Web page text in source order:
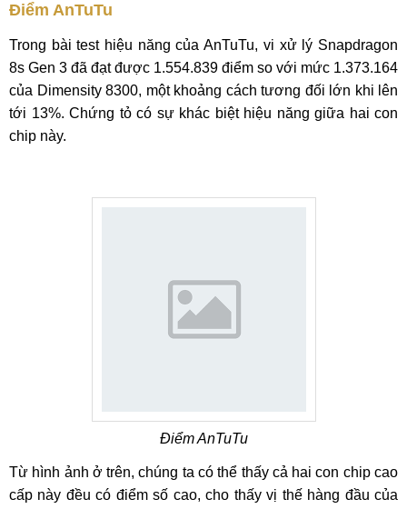
Điểm AnTuTu
Trong bài test hiệu năng của AnTuTu, vi xử lý Snapdragon
8s Gen 3 đã đạt được 1.554.839 điểm so với mức 1.373.164
của Dimensity 8300, một khoảng cách tương đối lớn khi lên
tới 13%. Chứng tỏ có sự khác biệt hiệu năng giữa hai con
chip này.
Điểm AnTuTu
Từ hình ảnh ở trên, chúng ta có thể thấy cả hai con chip cao
cấp này đều có điểm số cao, cho thấy vị thế hàng đầu của